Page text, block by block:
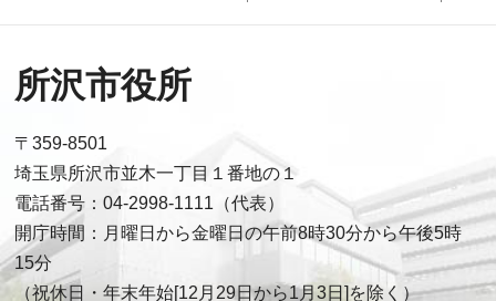
所沢市役所
〒359-8501
埼玉県所沢市並木一丁目１番地の１
電話番号：04-2998-1111（代表）
開庁時間：月曜日から金曜日の午前8時30分から午後5時
15分
（祝休日・年末年始[12月29日から1月3日]を除く）